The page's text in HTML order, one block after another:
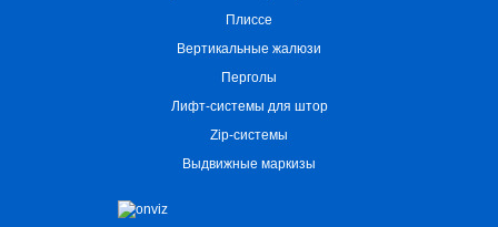
Плиссе
Вертикальные жалюзи
Перголы
Лифт-системы для штор
Zip-системы
Выдвижные маркизы